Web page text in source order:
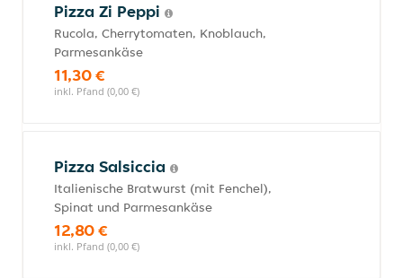
Pizza Zi Peppi
Rucola, Cherrytomaten, Knoblauch,
Parmesankäse
11,30 €
inkl. Pfand (0,00 €)
Pizza Salsiccia
Italienische Bratwurst (mit Fenchel),
Spinat und Parmesankäse
12,80 €
inkl. Pfand (0,00 €)